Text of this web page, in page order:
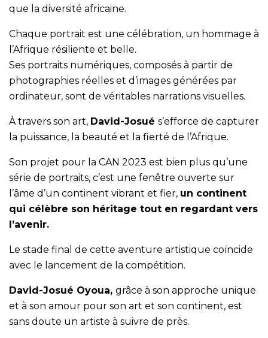
que la diversité africaine.
Chaque portrait est une célébration, un hommage à
l’Afrique résiliente et belle.
Ses portraits numériques, composés à partir de
photographies réelles et d’images générées par
ordinateur, sont de véritables narrations visuelles.
À travers son art, David-Josué s’efforce de capturer
la puissance, la beauté et la fierté de l’Afrique.
Son projet pour la CAN 2023 est bien plus qu’une
série de portraits, c’est une fenêtre ouverte sur
l’âme d’un continent vibrant et fier, un continent
qui célèbre son héritage tout en regardant vers
l’avenir.
Le stade final de cette aventure artistique coïncide
avec le lancement de la compétition.
David-Josué Oyoua, grâce à son approche unique
et à son amour pour son art et son continent, est
sans doute un artiste à suivre de près.